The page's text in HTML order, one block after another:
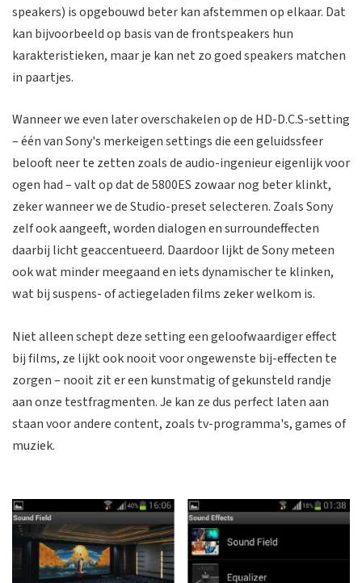
speakers) is opgebouwd beter kan afstemmen op elkaar. Dat
kan bijvoorbeeld op basis van de frontspeakers hun
karakteristieken, maar je kan net zo goed speakers matchen
in paartjes.
Wanneer we even later overschakelen op de HD-D.C.S-setting
– één van Sony's merkeigen settings die een geluidssfeer
belooft neer te zetten zoals de audio-ingenieur eigenlijk voor
ogen had – valt op dat de 5800ES zowaar nog beter klinkt,
zeker wanneer we de Studio-preset selecteren. Zoals Sony
zelf ook aangeeft, worden dialogen en surroundeffecten
daarbij licht geaccentueerd. Daardoor lijkt de Sony meteen
ook wat minder meegaand en iets dynamischer te klinken,
wat bij suspens- of actiegeladen films zeker welkom is.
Niet alleen schept deze setting een geloofwaardiger effect
bij films, ze lijkt ook nooit voor ongewenste bij-effecten te
zorgen – nooit zit er een kunstmatig of gekunsteld randje
aan onze testfragmenten. Je kan ze dus perfect laten aan
staan voor andere content, zoals tv-programma's, games of
muziek.